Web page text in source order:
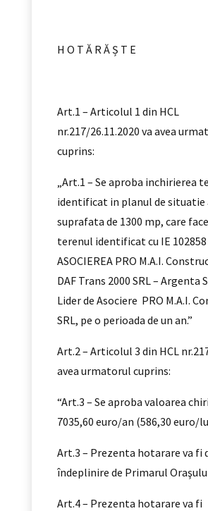
H O T Ă R Ă Ș T E
Art.1 – Articolul 1 din HCL
nr.217/26.11.2020 va avea
cuprins:
„Art.1 – Se aproba inchirierea
identificat in planul de situatie
suprafata de 1300 mp, care
terenul identificat cu IE
ASOCIEREA PRO M.A.I.
DAF Trans 2000 SRL – Argenta
Lider de Asociere PRO M.A.I.
SRL, pe o perioada de un an.”
Art.2 – Articolul 3 din HCL
avea urmatorul cuprins:
“Art.3 – Se aproba valoarea
7035,60 euro/an (586,30 euro/
Art.3 – Prezenta hotarare va fi
îndeplinire de Primarul
Art.4 – Prezenta hotarare va fi